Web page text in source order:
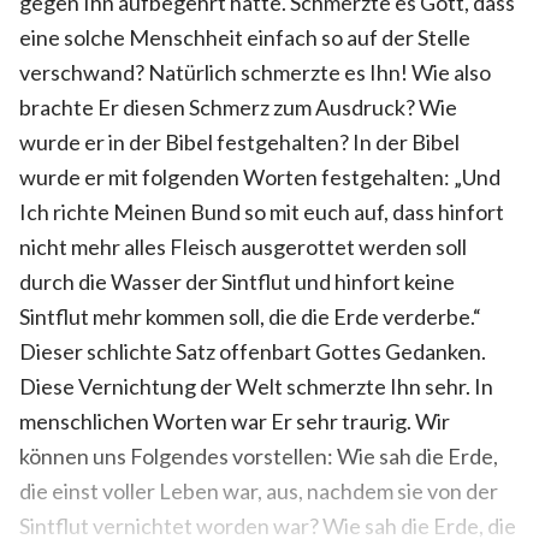
eine solche Menschheit einfach so auf der Stelle
verschwand? Natürlich schmerzte es Ihn! Wie also
brachte Er diesen Schmerz zum Ausdruck? Wie
wurde er in der Bibel festgehalten? In der Bibel
wurde er mit folgenden Worten festgehalten: „Und
Ich richte Meinen Bund so mit euch auf, dass hinfort
nicht mehr alles Fleisch ausgerottet werden soll
durch die Wasser der Sintflut und hinfort keine
Sintflut mehr kommen soll, die die Erde verderbe.“
Dieser schlichte Satz offenbart Gottes Gedanken.
Diese Vernichtung der Welt schmerzte Ihn sehr. In
menschlichen Worten war Er sehr traurig. Wir
können uns Folgendes vorstellen: Wie sah die Erde,
die einst voller Leben war, aus, nachdem sie von der
Sintflut vernichtet worden war? Wie sah die Erde, die